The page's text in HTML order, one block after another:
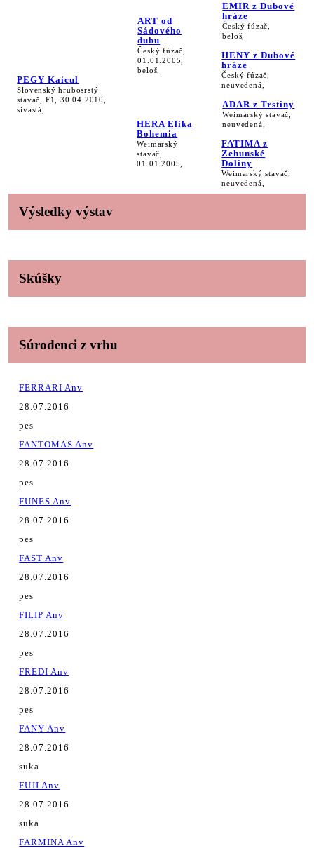
PEGY Kaicul
Slovenský hrubosrstý
stavač, F1, 30.04.2010,
sivastá,
ART od
Sádového
dubu
Český fúzač,
01.01.2005,
beloš,
EMIR z Dubové
hráze
Český fúzač,
beloš,
HENY z Dubové
hráze
Český fúzač,
neuvedená,
HERA Elika
Bohemia
Weimarský
stavač,
01.01.2005,
ADAR z Trstiny
Weimarský stavač,
neuvedená,
FATIMA z
Zehunské
Doliny
Weimarský stavač,
neuvedená,
Výsledky výstav
Skúšky
Súrodenci z vrhu
FERRARI Anv
28.07.2016
pes
FANTOMAS Anv
28.07.2016
pes
FUNES Anv
28.07.2016
pes
FAST Anv
28.07.2016
pes
FILIP Anv
28.07.2016
pes
FREDI Anv
28.07.2016
pes
FANY Anv
28.07.2016
suka
FUJI Anv
28.07.2016
suka
FARMINA Anv